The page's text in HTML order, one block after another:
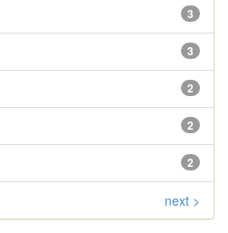
3
3
2
2
2
next >